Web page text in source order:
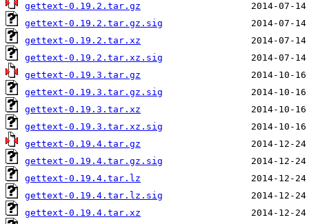
gettext-0.19.2.tar.gz
gettext-0.19.2.tar.gz.sig
gettext-0.19.2.tar.xz
gettext-0.19.2.tar.xz.sig
gettext-0.19.3.tar.gz
gettext-0.19.3.tar.gz.sig
gettext-0.19.3.tar.xz
gettext-0.19.3.tar.xz.sig
gettext-0.19.4.tar.gz
gettext-0.19.4.tar.gz.sig
gettext-0.19.4.tar.lz
gettext-0.19.4.tar.lz.sig
gettext-0.19.4.tar.xz